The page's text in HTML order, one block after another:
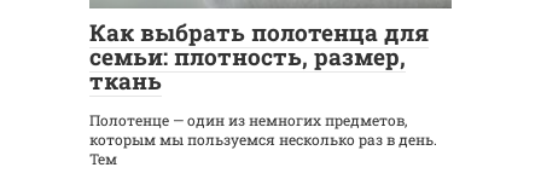
Как выбрать полотенца для
семьи: плотность, размер,
ткань
Полотенце — один из немногих предметов,
которым мы пользуемся несколько раз в день.
Тем